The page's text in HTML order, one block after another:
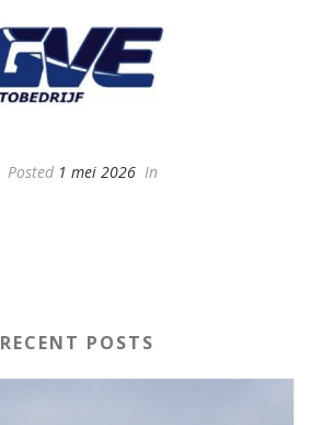
Posted 1 mei 2026 In
RECENT POSTS